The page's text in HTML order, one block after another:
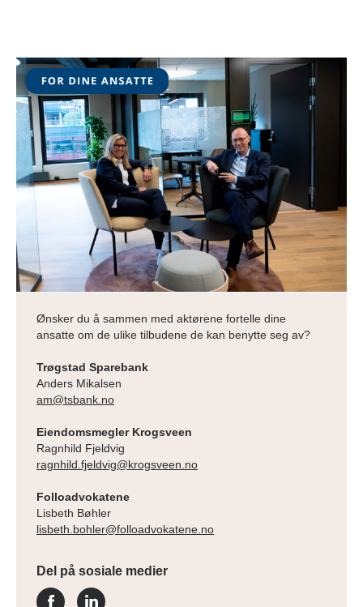
Ønsker du å sammen med aktørene fortelle dine
ansatte om de ulike tilbudene de kan benytte seg av?
Trøgstad Sparebank
Anders Mikalsen
am@tsbank.no
Eiendomsmegler Krogsveen
Ragnhild Fjeldvig
ragnhild.fjeldvig@krogsveen.no
Folloadvokatene
Lisbeth Bøhler
lisbeth.bohler@folloadvokatene.no
Del på sosiale medier